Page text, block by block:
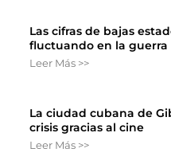
Las cifras de bajas
fluctuando en la guerra
Leer Más >>
La ciudad cubana de
crisis gracias al cine
Leer Más >>